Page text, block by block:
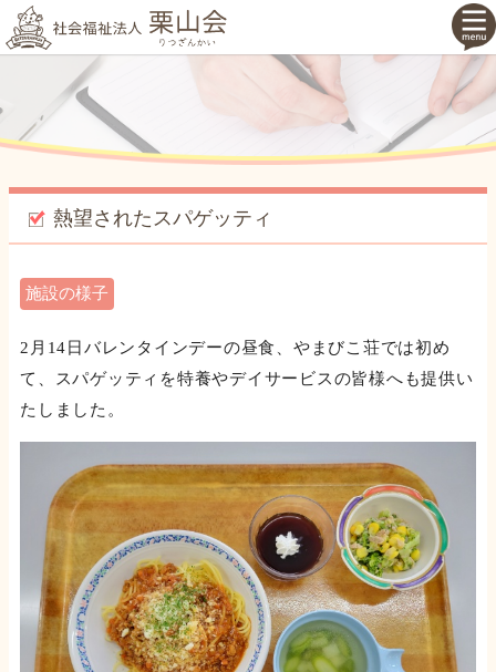
熱望されたスパゲッティ
施設の様子
2月14日バレンタインデーの昼食、やまびこ荘では初め
て、スパゲッティを特養やデイサービスの皆様へも提供い
たしました。